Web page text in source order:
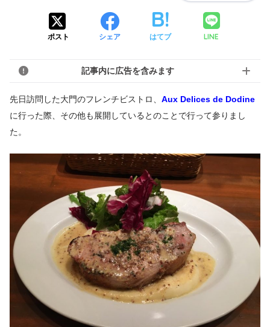
ポスト シェア はてブ LINE
記事内に広告を含みます
先日訪問した大門のフレンチビストロ、 Aux Delices de Dodine
に行った際、その他も展開しているとのことで行って参りまし
た。